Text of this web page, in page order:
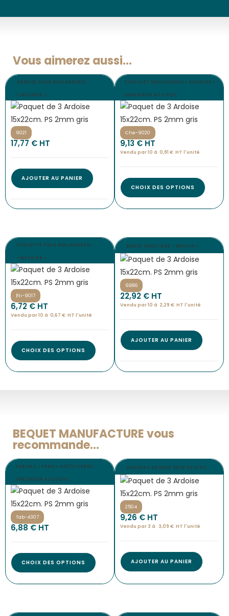
Vous aimerez aussi...
ARDOISE POUR BOULANGERIE
« MEUNIER »
9021
17,77 € HT
AJOUTER AU PANIER
CHEVALET BOULANGERIE « MEUNIER » –
DIMENSION AU CHOIX
Che-9020
9,13 € HT
Vendu par 10 à 0,91 € HT l'unité
CHOIX DES OPTIONS
ÉTIQUETTE POUR BOULANGERIE
« MEUNIER »
Éti-9017
6,72 € HT
Vendu par 10 à 0,67 € HT l'unité
CHOIX DES OPTIONS
BANDE PANETIÈRE « MOULIN »
6986
22,92 € HT
Vendu par 10 à 2,29 € HT l'unité
AJOUTER AU PANIER
BEQUET MANUFACTURE vous
recommande...
TABLEAU « PANO » RECTO VERSO –
DIMENSION AU CHOIX
Tab-4307
6,88 € HT
CHOIX DES OPTIONS
PANNEAU ARDOISE NOIR NEUTRE
2504
9,26 € HT
Vendu par 3 à 3,09 € HT l'unité
AJOUTER AU PANIER